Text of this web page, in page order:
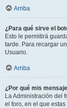
Arriba
¿Para qué sirve el
Esto le permitirá
tarde. Para recargar
Usuario.
Arriba
¿Por qué mis
La Administración del
el foro, en el que